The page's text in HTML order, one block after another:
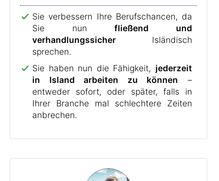
Sie verbessern Ihre Berufschancen, da
Sie nunfließend und
verhandlungssicher Isländisch
sprechen.
Sie haben nun die Fähigkeit, jederzeit
in Island arbeiten zu können –
entweder sofort, oder später, falls in
Ihrer Branche mal schlechtere Zeiten
anbrechen.